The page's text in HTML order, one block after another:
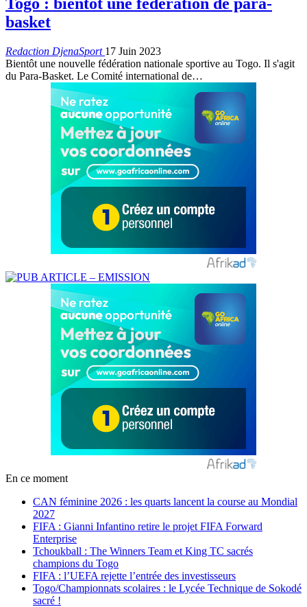
basket
Redaction DjenaSport 17 Juin 2023
Bientôt une nouvelle fédération nationale sportive au Togo. Il s'agit
du Para-Basket. Le Comité international de…
En ce moment
CAN féminine 2026 : les quarts lancent la course au Mondial
2027
FIFA : Gianni Infantino retire le projet FIFA Forward
Enterprise
Tchoukball : The Winners Team et King TC sacrés
champions du Togo
FIFA : l’UEFA rejette l’entrée des investisseurs
Togo/Championnats scolaires : le Lycée Technique de Sokodé
sacré !